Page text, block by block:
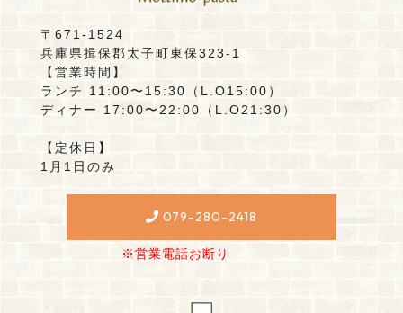
〒671-1524
兵庫県揖保郡太子町東保323-1
【営業時間】
ランチ 11:00〜15:30（L.O15:00）
ディナー 17:00〜22:00（L.O21:30）
【定休日】
1月1日のみ
079-280-2418
※営業電話お断り